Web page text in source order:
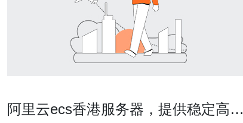
阿里云ecs香港服务器，提供稳定高效